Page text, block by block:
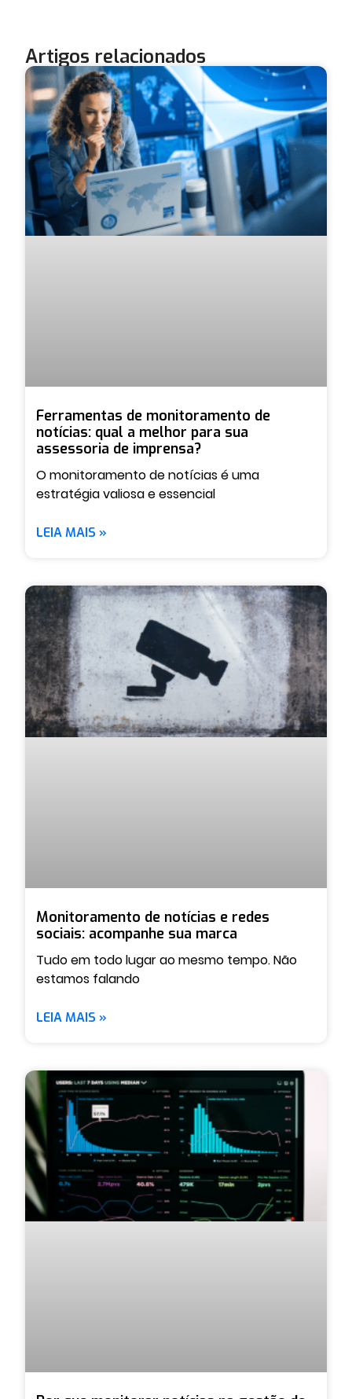
Artigos relacionados
Ferramentas de monitoramento de
notícias: qual a melhor para sua
assessoria de imprensa?
O monitoramento de notícias é uma
estratégia valiosa e essencial
LEIA MAIS »
Monitoramento de notícias e redes
sociais: acompanhe sua marca
Tudo em todo lugar ao mesmo tempo. Não
estamos falando
LEIA MAIS »